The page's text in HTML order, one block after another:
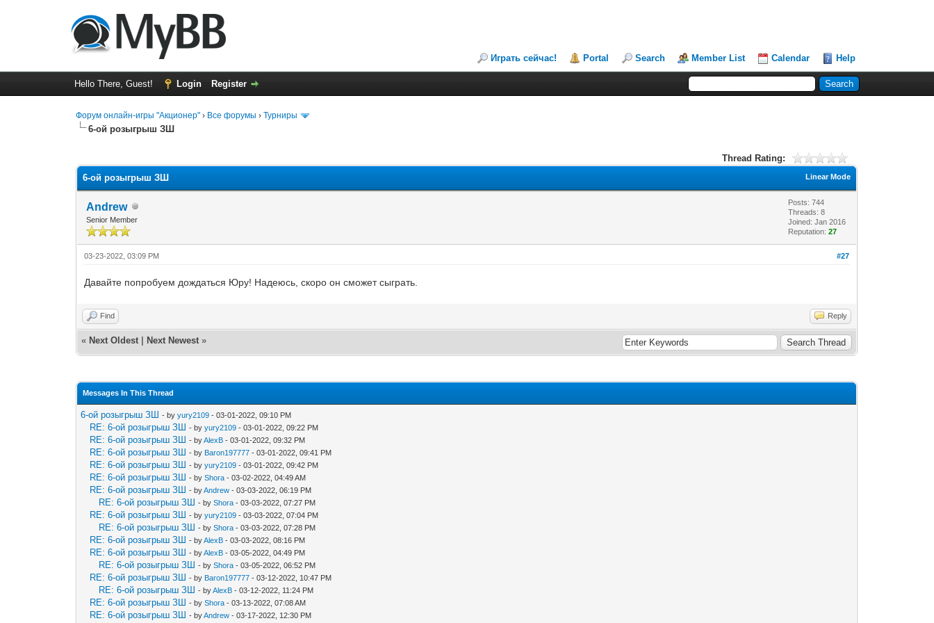
Играть сейчас! Portal Search Member List Calendar Help
Hello There, Guest! Login Register
Форум онлайн-игры "Акционер" › Все форумы ›Турниры
6-ой розыгрыш ЗШ
Thread Rating:
Linear Mode
6-ой розыгрыш ЗШ
Andrew
Senior Member
Posts: 744
Threads: 8
Joined: Jan 2016
Reputation:27
#27
03-23-2022, 03:09 PM
Давайте попробуем дождаться Юру! Надеюсь, скоро он сможет сыграть.
Find Reply
« Next Oldest Next Newest »
Messages In This Thread
6-ой розыгрыш ЗШ - byyury2109 - 03-01-2022, 09:10 PM
RE: 6-ой розыгрыш ЗШ - byyury2109 - 03-01-2022, 09:22 PM
RE: 6-ой розыгрыш ЗШ - byAlexB - 03-01-2022, 09:32 PM
RE: 6-ой розыгрыш ЗШ - by Baron197777 - 03-01-2022, 09:41 PM
RE: 6-ой розыгрыш ЗШ - byyury2109 - 03-01-2022, 09:42 PM
RE: 6-ой розыгрыш ЗШ - byShora - 03-02-2022, 04:49 AM
RE: 6-ой розыгрыш ЗШ - byAndrew - 03-03-2022, 06:19 PM
RE: 6-ой розыгрыш ЗШ - byShora - 03-03-2022, 07:27 PM
RE: 6-ой розыгрыш ЗШ - byyury2109 - 03-03-2022, 07:04 PM
RE: 6-ой розыгрыш ЗШ - byShora - 03-03-2022, 07:28 PM
RE: 6-ой розыгрыш ЗШ - byAlexB - 03-03-2022, 08:16 PM
RE: 6-ой розыгрыш ЗШ - byAlexB - 03-05-2022, 04:49 PM
RE: 6-ой розыгрыш ЗШ - byShora - 03-05-2022, 06:52 PM
RE: 6-ой розыгрыш ЗШ - by Baron197777 - 03-12-2022, 10:47 PM
RE: 6-ой розыгрыш ЗШ - byAlexB - 03-12-2022, 11:24 PM
RE: 6-ой розыгрыш ЗШ - byShora - 03-13-2022, 07:08 AM
RE: 6-ой розыгрыш ЗШ - byAndrew - 03-17-2022, 12:30 PM